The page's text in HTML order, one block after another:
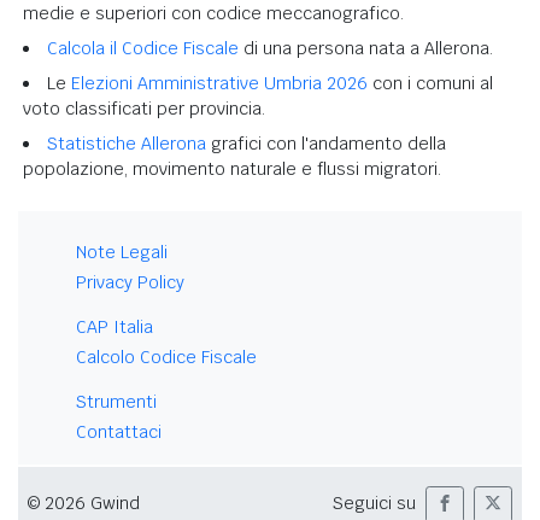
medie e superiori con codice meccanografico.
Calcola il Codice Fiscale di una persona nata a Allerona.
Le Elezioni Amministrative Umbria 2026 con i comuni al
voto classificati per provincia.
Statistiche Allerona grafici con l'andamento della
popolazione, movimento naturale e flussi migratori.
Note Legali
Privacy Policy
CAP Italia
Calcolo Codice Fiscale
Strumenti
Contattaci
© 2026 Gwind Seguici su